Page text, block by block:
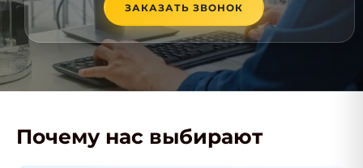
ЗАКАЗАТЬ ЗВОНОК
Почему нас выбирают